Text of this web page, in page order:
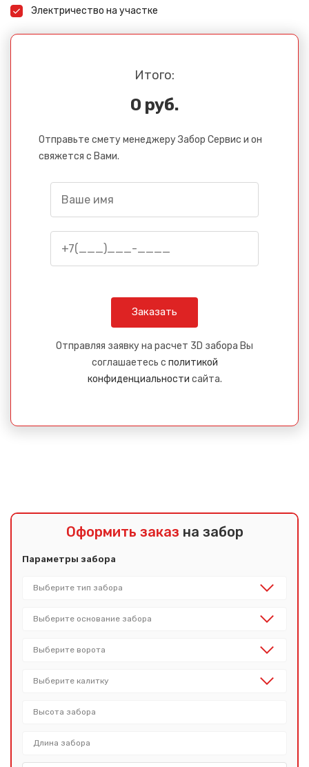
Электричество на участке
Итого:
0 руб.
Отправьте смету менеджеру Забор Сервис и он
свяжется с Вами.
Отправляя заявку на расчет 3D забора Вы
соглашаетесь с политикой
конфиденциальности сайта.
Оформить заказ на забор
Параметры забора